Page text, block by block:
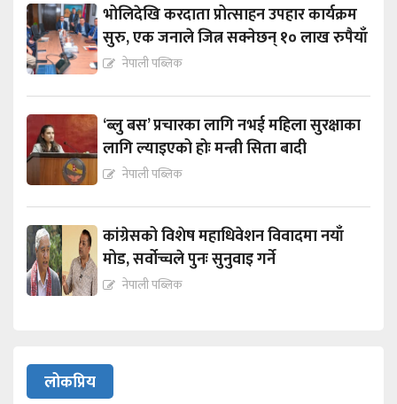
भोलिदेखि करदाता प्रोत्साहन उपहार कार्यक्रम
सुरु, एक जनाले जित्न सक्नेछन् १० लाख रुपैयाँ
नेपाली पब्लिक
‘ब्लु बस’ प्रचारका लागि नभई महिला सुरक्षाका
लागि ल्याइएको होः मन्त्री सिता बादी
नेपाली पब्लिक
कांग्रेसको विशेष महाधिवेशन विवादमा नयाँ
मोड, सर्वोच्चले पुनः सुनुवाइ गर्ने
नेपाली पब्लिक
लोकप्रिय